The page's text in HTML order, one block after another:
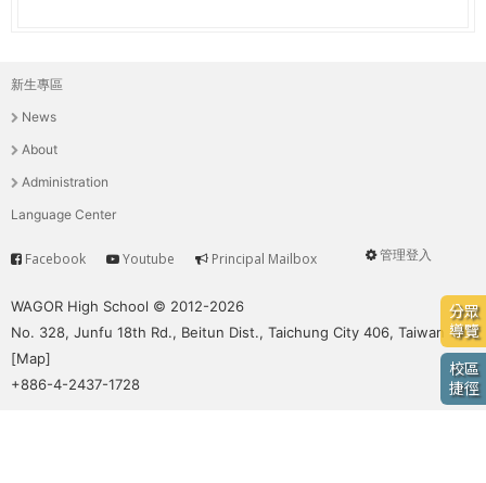
培
養
具
國
移
動
的
世
界
公
r
e
分眾
導覽
校區
捷徑
主
選
單
新生專區
News
About
Administration
Language Center
User
管理登入
Service
Facebook Youtube Principal Mailbox
WAGOR High School © 2012-2026
No. 328, Junfu 18th Rd., Beitun Dist., Taichung City 406, Taiwan
[Map]
+886-4-2437-1728